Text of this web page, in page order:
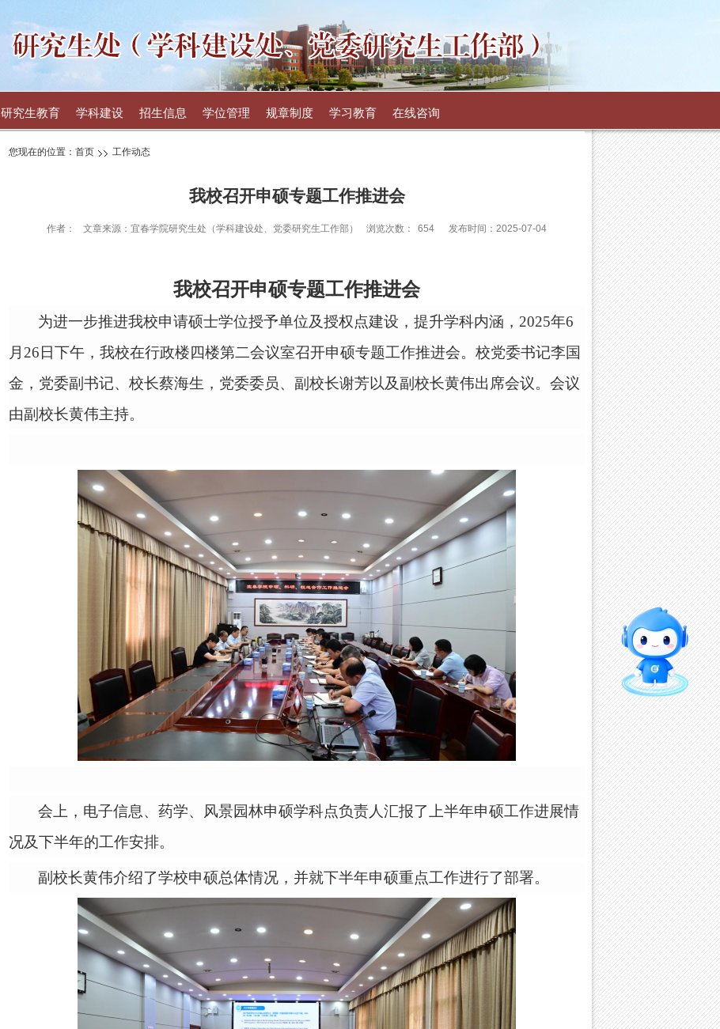
研究生教育 学科建设 招生信息 学位管理 规章制度 学习教育 在线咨询
您现在的位置： 首页 工作动态
我校召开申硕专题工作推进会
作者： 文章来源：宜春学院研究生处（学科建设处、党委研究生工作部） 浏览次数： 654 发布时间：2025-07-04
我校召开申硕专题工作推进会
为进一步推进我校申请硕士学位授予单位及授权点建设，提升学科内涵， 2025年6
月26日下午，我校在行政楼四楼第二会议室召开申硕专题工作推进会。校党委书记李国
金 ， 党委副书记、校长蔡海生 ， 党委委员、副校长谢芳以及副校长黄伟出席会议。会议
由副校长黄伟主持。
会上，电子信息、药学、风景园林申硕学科点负责人汇报了上半年申硕工作进展情
况及下半年的工作安排。
副校长黄伟介绍了学校申硕总体情况，并就下半年申硕重点工作进行了部署。
智能问答
导师库